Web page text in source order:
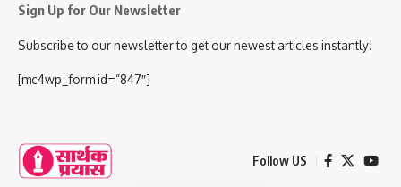
Sign Up for Our Newsletter
Subscribe to our newsletter to get our newest articles instantly!
[mc4wp_form id=”847″]
Follow US